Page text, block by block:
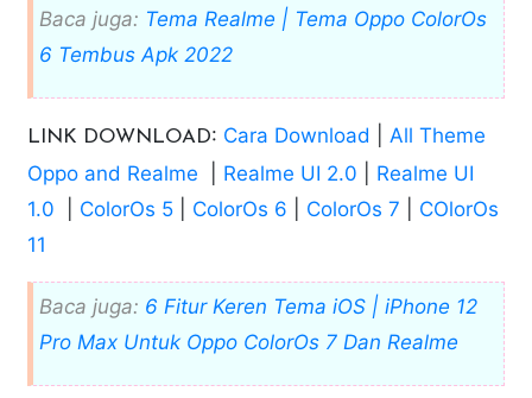
Baca juga: Tema Realme | Tema Oppo ColorOs
6 Tembus Apk 2022
LINK DOWNLOAD: Cara Download
All Theme
Oppo and Realme
Realme UI 2.0
Realme UI
1.0
ColorOs 5 ColorOs 6 ColorOs 7
COlorOs
11
Baca juga: 6 Fitur Keren Tema iOS | iPhone 12
Pro Max Untuk Oppo ColorOs 7 Dan Realme